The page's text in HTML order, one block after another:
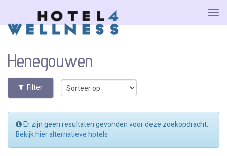
Henegouwen
Filter
Er zijn geen resultaten gevonden voor deze zoekopdracht.
Bekijk hier alternatieve hotels